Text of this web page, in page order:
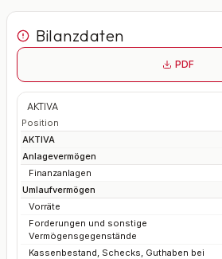
Bilanzdaten
PDF
AKTIVA
Position
AKTIVA
Anlagevermögen
Finanzanlagen
Umlaufvermögen
Vorräte
Forderungen und sonstige
Vermögensgegenstände
Kassenbestand, Schecks, Guthaben bei